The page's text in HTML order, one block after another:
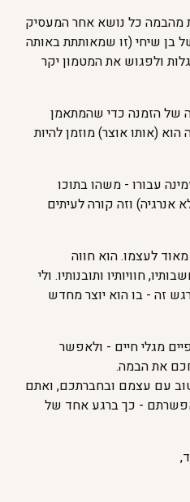
מהבמה כל נושא אחר המעסיק
בן שיחי (זו שמאותתת באותה
ולפגוש את המטמון יקר
של הזמנה כדי שהמתאמן
(אותו אוצר) מוזמן להיות
עבורו - משהו בתוכו
וזה קורה לעיתים
לעצמו. הוא חווה
חוויותיו ותובנותיו. ולי
זה - בו הוא יוצר מחדש
מגלי חיים - ולאפשר
את הבמה.
עם עצמם ובחברתכם, ואתם
- כך ברגע אחד של